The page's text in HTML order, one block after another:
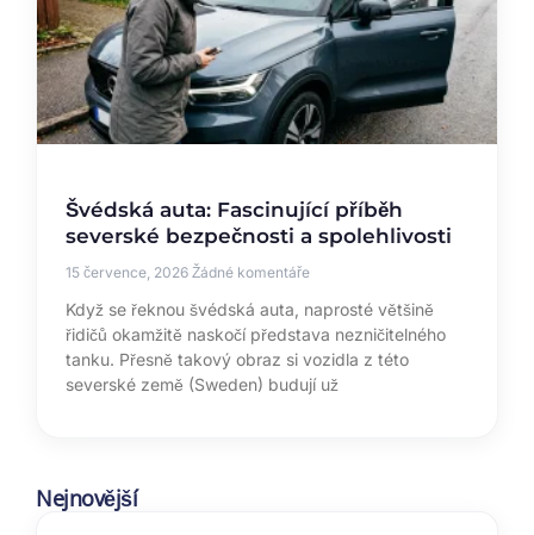
Švédská auta: Fascinující příběh
severské bezpečnosti a spolehlivosti
15 července, 2026 Žádné komentáře
Když se řeknou švédská auta, naprosté většině
řidičů okamžitě naskočí představa nezničitelného
tanku. Přesně takový obraz si vozidla z této
severské země (Sweden) budují už
Nejnovější